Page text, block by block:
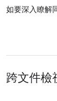
如要深入瞭解
跨文件檢